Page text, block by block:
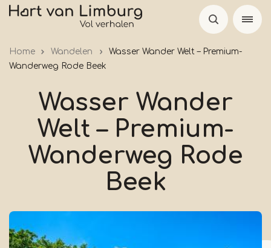
Skip
Home Wandelen
Wasser Wander Welt – Premium-
Wanderweg Rode Beek
Wasser Wander
Welt – Premium-
Wanderweg Rode
Beek